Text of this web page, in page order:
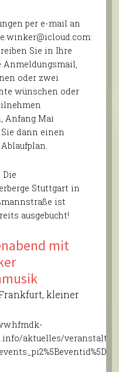
per e-mail an
Sie in Ihre
Anmeldungsmail,
oder zwei
wünschen oder
Anfang Mai
dann einen
Die
Stuttgart in
ist
ausgebucht!
mit
kleiner
aktuelles/